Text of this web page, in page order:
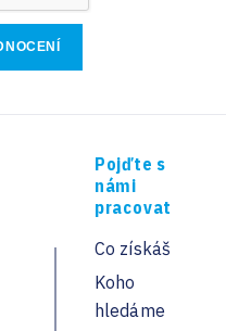
Pojďte s
námi
pracovat
Co získáš
Koho
hledáme